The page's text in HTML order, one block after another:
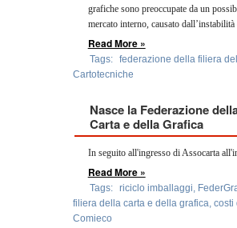
grafiche sono preoccupate da un
mercato interno, causato dall’instabilità
Read More »
Tags: federazione della filiera
Cartotecniche
Nasce la Federazione
Carta e della Grafica
In seguito all'ingresso di Assocarta
Read More »
Tags: riciclo imballaggi
filiera della carta e della grafica costi
Comieco
Konica Minolta presenta